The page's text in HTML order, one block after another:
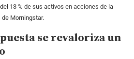
13 % de sus activos en acciones de la
Morningstar.
se revaloriza un